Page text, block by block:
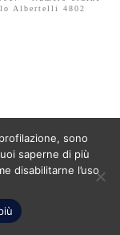
Albertelli 4802
sono
saperne di più
disabilitarne l’uso